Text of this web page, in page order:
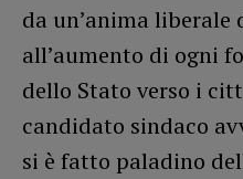
da un’anima liberale
all’aumento di ogni
dello Stato verso i
candidato sindaco
si è fatto paladino